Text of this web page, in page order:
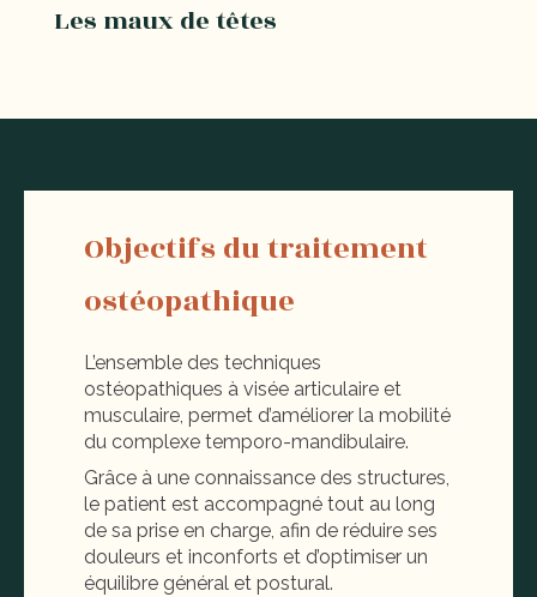
Les maux de têtes
Objectifs du traitement
ostéopathique
L’ensemble des techniques
ostéopathiques à visée articulaire et
musculaire, permet d’améliorer la mobilité
du complexe temporo-mandibulaire.
Grâce à une connaissance des structures,
le patient est accompagné tout au long
de sa prise en charge, afin de réduire ses
douleurs et inconforts et d’optimiser un
équilibre général et postural.